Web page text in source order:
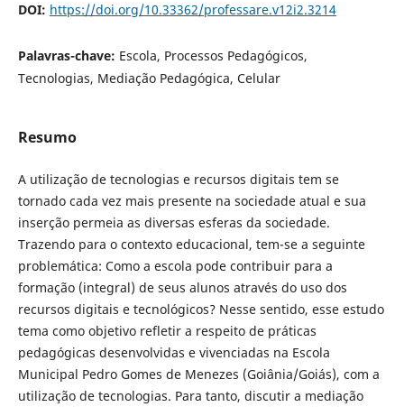
DOI: https://doi.org/10.33362/professare.v12i2.3214
Palavras-chave: Escola, Processos Pedagógicos,
Tecnologias, Mediação Pedagógica, Celular
Resumo
A utilização de tecnologias e recursos digitais tem se
tornado cada vez mais presente na sociedade atual e sua
inserção permeia as diversas esferas da sociedade.
Trazendo para o contexto educacional, tem-se a seguinte
problemática: Como a escola pode contribuir para a
formação (integral) de seus alunos através do uso dos
recursos digitais e tecnológicos? Nesse sentido, esse estudo
tema como objetivo refletir a respeito de práticas
pedagógicas desenvolvidas e vivenciadas na Escola
Municipal Pedro Gomes de Menezes (Goiânia/Goiás), com a
utilização de tecnologias. Para tanto, discutir a mediação